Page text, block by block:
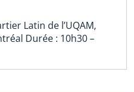
Latin de l’UQAM,
Durée : 10h30 –